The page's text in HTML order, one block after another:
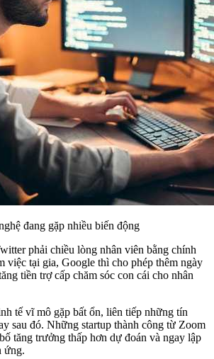
đang gặp nhiều biến động
phải chiều lòng nhân viên bằng chính
việc tại gia, Google thì cho phép thêm ngày
tiền trợ cấp chăm sóc con cái cho nhân
tế vĩ mô gặp bất ổn, liên tiếp những tín
sau đó. Những startup thành công từ Zoom
tăng trưởng thấp hơn dự đoán và ngay lập
ứng.